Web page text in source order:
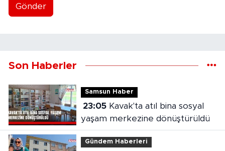
Gönder
Son Haberler
Samsun Haber
23:05Kavak'ta atıl bina sosyal
yaşam merkezine dönüştürüldü
Gündem Haberleri